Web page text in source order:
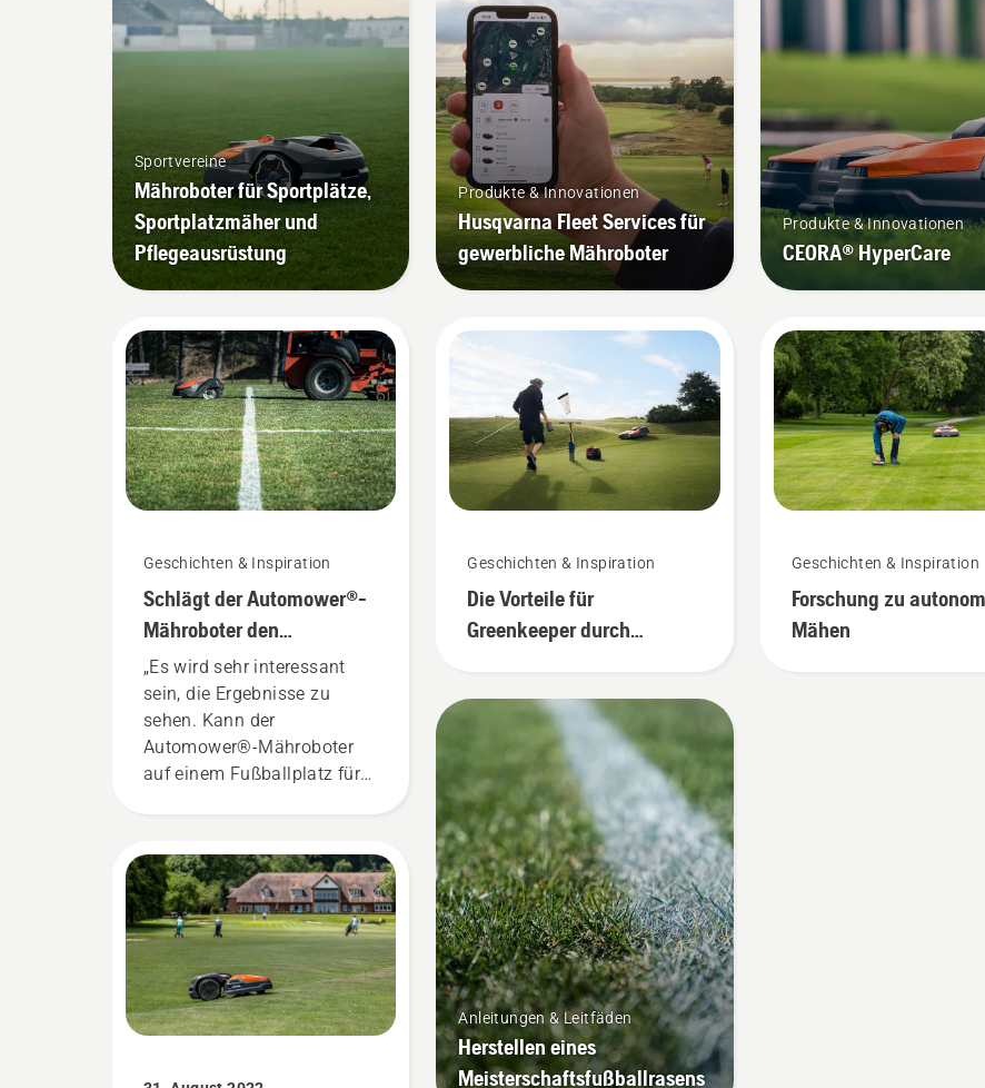
Sportvereine
Mähroboter für Sportplätze,
Sportplatzmäher und
Pflegeausrüstung
Geschichten & Inspiration
Schlägt der Automower®-
Mähroboter den
herkömmlichen
Sichelmäher?
„Es wird sehr interessant
sein, die Ergebnisse zu
sehen. Kann der
Automower®-Mähroboter
auf einem Fußballplatz für
Vorteile?“ Das Zitat stammt
von Simeon Liljenberg,
Chefplatzwart im
schwedischen
Fußballnationalstadion
Friends Arena. Und die
Ergebnisse, die er erwartet,
werden von einem Test
Produkte & Innovationen
Husqvarna Fleet Services für
gewerbliche Mähroboter
Geschichten & Inspiration
Die Vorteile für
Greenkeeper durch
Anleitungen & Leitfäden
Herstellen eines
Meisterschaftsfußballrasens
Produkte & Innovationen
CEORA® HyperCare
Geschichten & Inspiration
Forschung zu
Mähen